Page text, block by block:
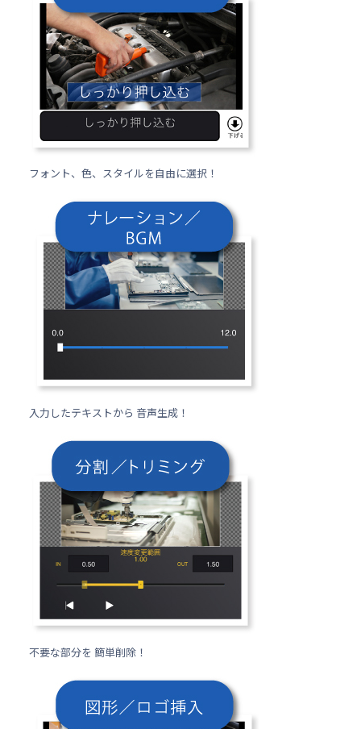
フォント、色、スタイルを自由に選択！
入力したテキストから 音声生成！
不要な部分を 簡単削除！